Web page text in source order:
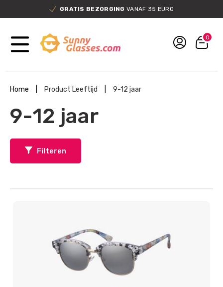
GRATIS BEZORGING VANAF 35 EURO
0
Home Product Leeftijd 9-12 jaar
9-12 jaar
Filteren